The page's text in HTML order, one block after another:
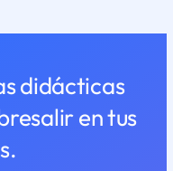
didácticas
en tus